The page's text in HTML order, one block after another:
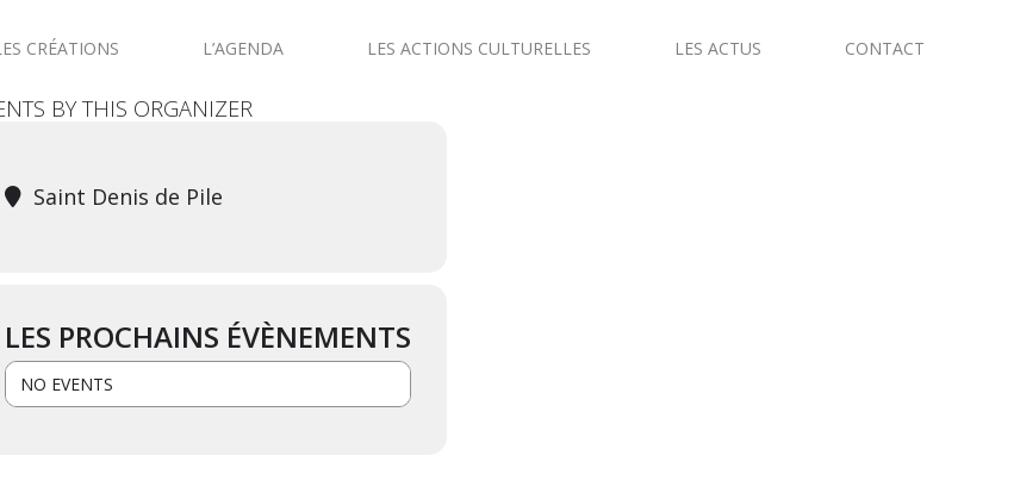
CRÉATIONS L’AGENDA LES ACTIONS CULTURELLES LES ACTUS CONTACT
BY THIS ORGANIZER
Saint Denis de Pile
LES PROCHAINS ÉVÈNEMENTS
NO EVENTS